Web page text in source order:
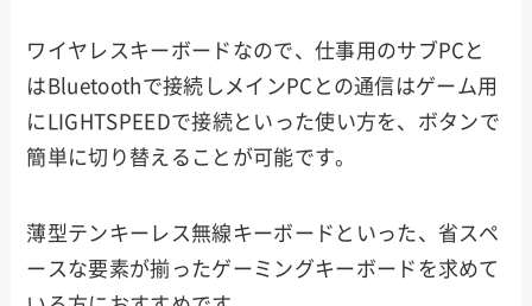
ワイヤレスキーボードなので、仕事用のサブPCと
はBluetoothで接続しメインPCとの通信はゲーム用
にLIGHTSPEEDで接続といった使い方を、ボタンで
簡単に切り替えることが可能です。
薄型テンキーレス無線キーボードといった、省スペ
ースな要素が揃ったゲーミングキーボードを求めて